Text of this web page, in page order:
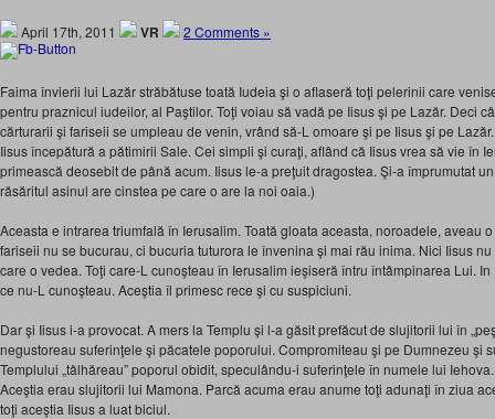
April 17th, 2011 VR 2 Comments »
Faima învierii lui Lazăr străbătuse toată Iudeia şi o aflaseră toţi pelerinii care
pentru praznicul iudeilor, al Paştilor. Toţi voiau să vadă pe Iisus şi pe Lazăr. Deci
cărturarii şi fariseii se umpleau de venin, vrând să-L omoare şi pe Iisus şi pe
Iisus începătură a pătimirii Sale. Cei simpli şi curaţi, aflând că Iisus vrea să vie în
primească deosebit de până acum. Iisus le-a preţuit dragostea. Şi-a împrumutat
răsăritul asinul are cinstea pe care o are la noi oaia.)
Aceasta e intrarea triumfală în Ierusalim. Toată gloata aceasta, noroadele, aveau
fariseii nu se bucurau, ci bucuria tuturora le învenina şi mai rău inima. Nici Iisus
care o vedea. Toţi care-L cunoşteau în Ierusalim ieşiseră întru întâmpinarea Lui.
ce nu-L cunoşteau. Aceştia îl primesc rece şi cu suspiciuni.
Dar şi Iisus i-a provocat. A mers la Templu şi l-a găsit prefăcut de slujitorii lui în
negustoreau suferinţele şi păcatele poporului. Compromiteau şi pe Dumnezeu şi
Templului „tâlhăreau” poporul obidit, speculându-i suferinţele în numele lui
Aceştia erau slujitorii lui Mamona. Parcă acuma erau anume toţi adunaţi în ziua
toţi aceştia Iisus a luat biciul.